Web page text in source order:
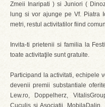
Zmeii Inaripati ) si Juniori (
lung si vor ajunge pe Vf. Piatra
metri, restul activitatilor fiind
Invita-ti prietenii si familia la
toate activitaţile sunt gratuite.
Participand la activitati, echipele
devenii premii substantiale
Lew.ro, Doppelherz,
Cuculis si Asociatii, MobilaDalin,